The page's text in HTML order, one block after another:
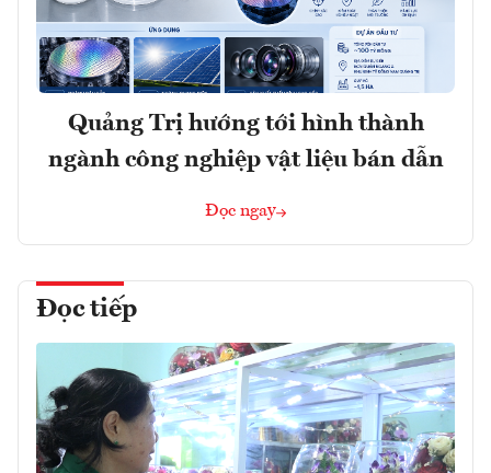
Quảng Trị hướng tới hình thành
ngành công nghiệp vật liệu bán dẫn
Đọc ngay
Đọc tiếp